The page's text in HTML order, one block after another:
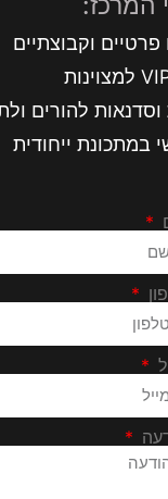
פרטיים וקבוצתיים
להורים
במתכונת ייחודית